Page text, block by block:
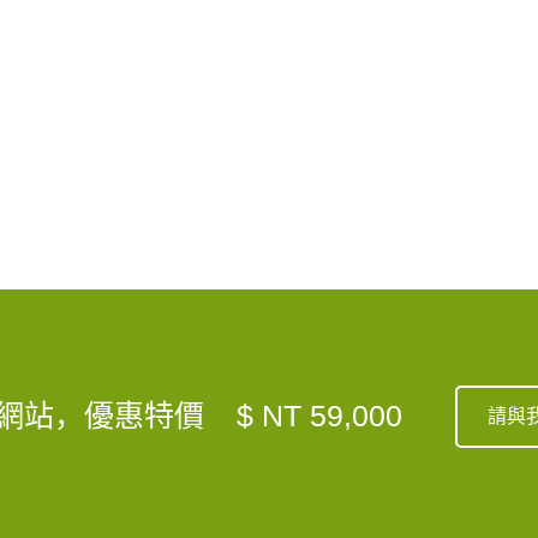
站，優惠特價 $ NT 59,000 請與